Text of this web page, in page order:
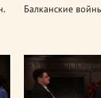
Балканские